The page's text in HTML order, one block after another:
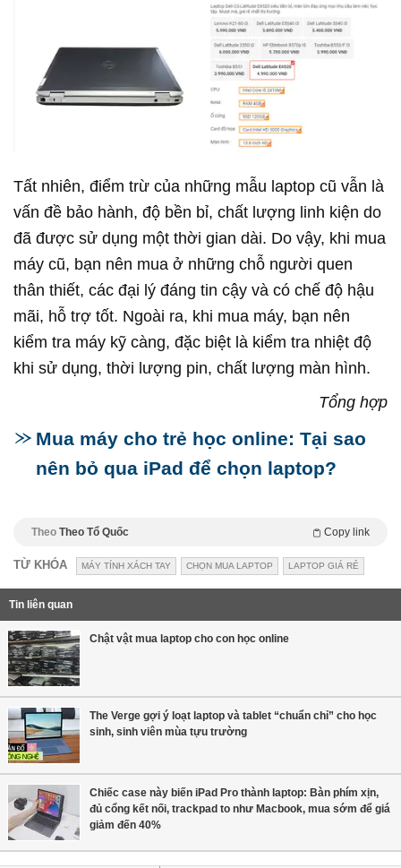
Tất nhiên, điểm trừ của những mẫu laptop cũ vẫn là
vấn đề bảo hành, độ bền bỉ, chất lượng linh kiện do
đã được sử dụng một thời gian dài. Do vậy, khi mua
máy cũ, bạn nên mua ở những chỗ người quen
thân thiết, các đại lý đáng tin cậy và có chế độ hậu
mãi, hỗ trợ tốt. Ngoài ra, khi mua máy, bạn nên
kiểm tra máy kỹ càng, đặc biệt là kiểm tra nhiệt độ
khi sử dụng, thời lượng pin, chất lượng màn hình.
Tổng hợp
Mua máy cho trẻ học online: Tại sao
nên bỏ qua iPad để chọn laptop?
Theo Theo Tổ Quốc Copy link
TỪ KHÓA MÁY TÍNH XÁCH TAY CHỌN MUA LAPTOP LAPTOP GIÁ RẺ
Tin liên quan
Chật vật mua laptop cho con học online
The Verge gợi ý loạt laptop và tablet “chuẩn chỉ” cho học
sinh, sinh viên mùa tựu trường
Chiếc case này biến iPad Pro thành laptop: Bàn phím xịn,
đủ cổng kết nối, trackpad to như Macbook, mua sớm để giá
giảm đến 40%